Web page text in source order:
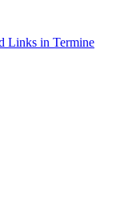
Links in Termine